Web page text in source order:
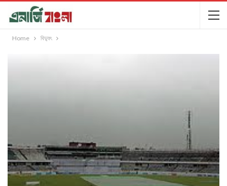
Home বিদ্যুৎ